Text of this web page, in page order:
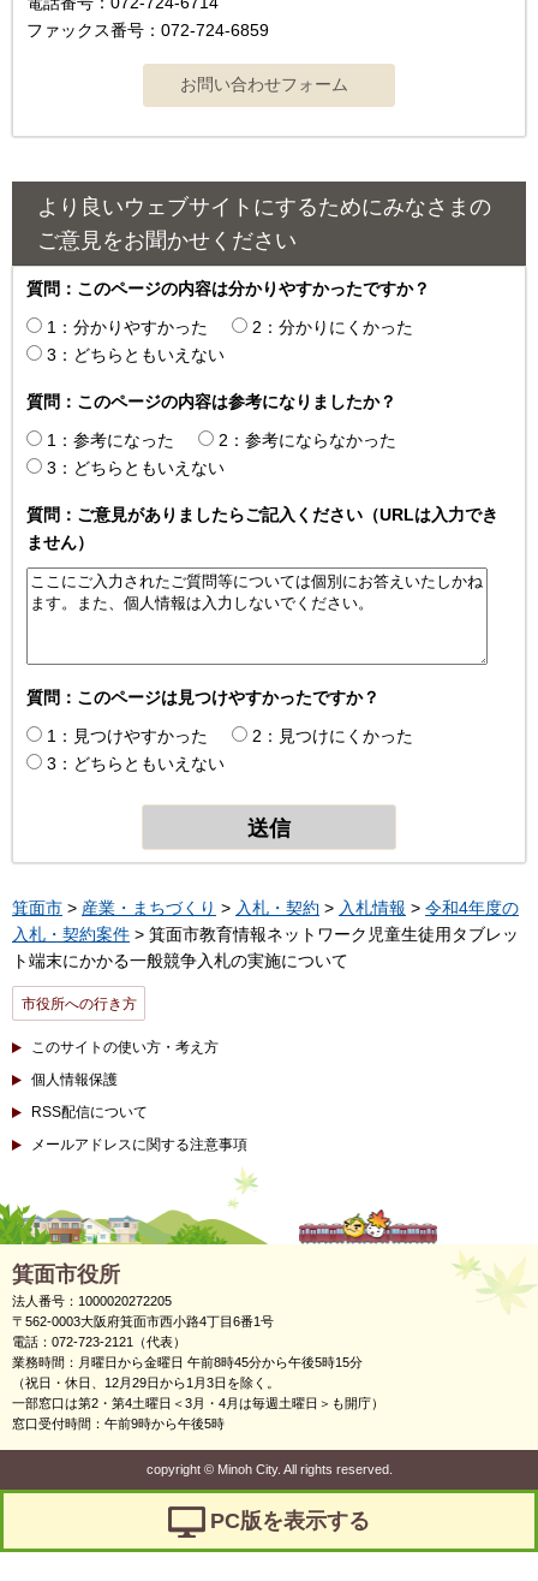
ファックス番号：072-724-6859
より良いウェブサイトにするためにみなさまの
ご意見をお聞かせください
質問：このページの内容は分かりやすかったですか？
1：分かりやすかった
2：分かりにくかった
3：どちらともいえない
質問：このページの内容は参考になりましたか？
1：参考になった
2：参考にならなかった
3：どちらともいえない
質問：ご意見がありましたらご記入ください（URLは入力でき
ません）
質問：このページは見つけやすかったですか？
1：見つけやすかった
2：見つけにくかった
3：どちらともいえない
箕面市 > 産業・まちづくり > 入札・契約 > 入札情報 > 令和4年度の
入札・契約案件 > 箕面市教育情報ネットワーク児童生徒用タブレッ
ト端末にかかる一般競争入札の実施について
市役所への行き方
このサイトの使い方・考え方
個人情報保護
RSS配信について
メールアドレスに関する注意事項
箕面市役所
法人番号：1000020272205
〒562-0003大阪府箕面市西小路4丁目6番1号
電話：072-723-2121（代表）
業務時間：月曜日から金曜日 午前8時45分から午後5時15分
（祝日・休日、12月29日から1月3日を除く。
一部窓口は第2・第4土曜日＜3月・4月は毎週土曜日＞も開庁）
窓口受付時間：午前9時から午後5時
copyright ©Minoh City. All rights reserved.
PC版を表示する